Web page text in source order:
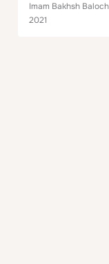
Imam Bakhsh Baloch
2021